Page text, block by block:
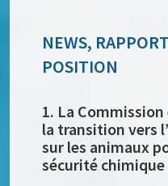
NEWS,
POSITION
1. La
la transition vers
sur les animaux
sécurité chimique